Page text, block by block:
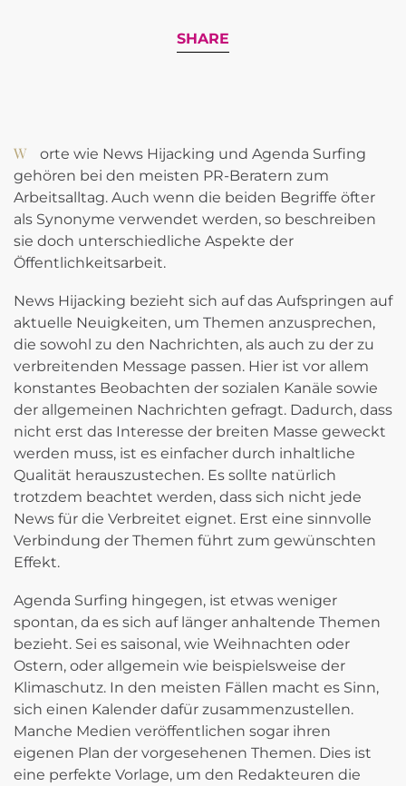
SHARE
Worte wie News Hijacking und Agenda Surfing
gehören bei den meisten PR-Beratern zum
Arbeitsalltag. Auch wenn die beiden Begriffe öfter
als Synonyme verwendet werden, so beschreiben
sie doch unterschiedliche Aspekte der
Öffentlichkeitsarbeit.
News Hijacking bezieht sich auf das Aufspringen auf
aktuelle Neuigkeiten, um Themen anzusprechen,
die sowohl zu den Nachrichten, als auch zu der zu
verbreitenden Message passen. Hier ist vor allem
konstantes Beobachten der sozialen Kanäle sowie
der allgemeinen Nachrichten gefragt. Dadurch, dass
nicht erst das Interesse der breiten Masse geweckt
werden muss, ist es einfacher durch inhaltliche
Qualität herauszustechen. Es sollte natürlich
trotzdem beachtet werden, dass sich nicht jede
News für die Verbreitet eignet. Erst eine sinnvolle
Verbindung der Themen führt zum gewünschten
Effekt.
Agenda Surfing hingegen, ist etwas weniger
spontan, da es sich auf länger anhaltende Themen
bezieht. Sei es saisonal, wie Weihnachten oder
Ostern, oder allgemein wie beispielsweise der
Klimaschutz. In den meisten Fällen macht es Sinn,
sich einen Kalender dafür zusammenzustellen.
Manche Medien veröffentlichen sogar ihren
eigenen Plan der vorgesehenen Themen. Dies ist
eine perfekte Vorlage, um den Redakteuren die